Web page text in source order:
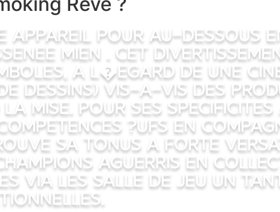
appareil pour au-dessous
mien . Cet
a l�egard de une
dessins) vis-a-vis des
mise. Pour ses
?ufs en
sa tonus a forte
aguerris en
via les salle de jeu un